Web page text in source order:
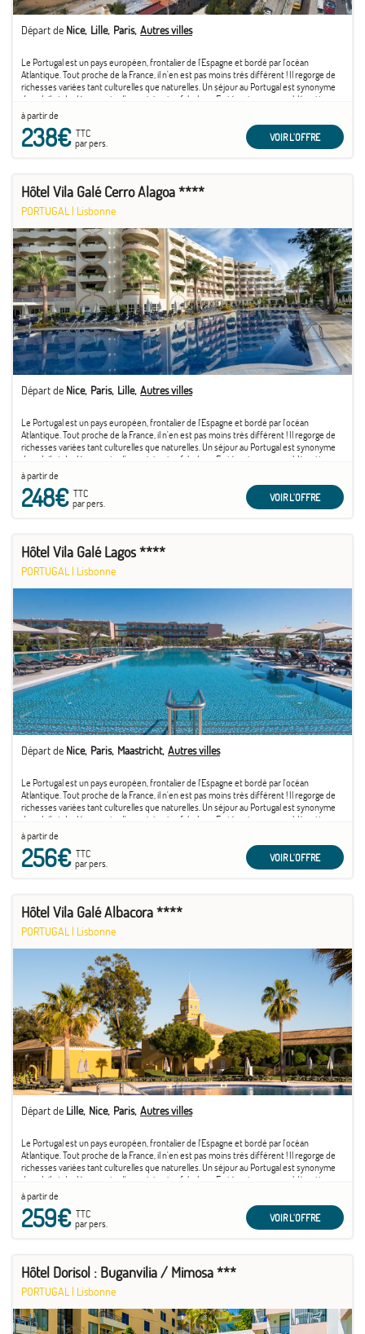
Départ de Nice Lille Paris Autres villes
Le Portugal est un pays européen, frontalier de l'Espagne et bordé par l'océan
Atlantique. Tout proche de la France, il n'en est pas moins très différent ! Il regorge de
richesses variées tant culturelles que naturelles. Un séjour au Portugal est synonyme
de soleil et de découverte d'un patrimoine fabuleux. En témoigne son emblématique
capitale ...
à partir de
238€TTC
par pers.
VOIR L'OFFRE
Hôtel Vila Galé Cerro Alagoa ****
PORTUGAL | Lisbonne
Départ de Nice Paris Lille Autres villes
Le Portugal est un pays européen, frontalier de l'Espagne et bordé par l'océan
Atlantique. Tout proche de la France, il n'en est pas moins très différent ! Il regorge de
richesses variées tant culturelles que naturelles. Un séjour au Portugal est synonyme
de soleil et de découverte d'un patrimoine fabuleux. En témoigne son emblématique
capitale ...
à partir de
248€TTC
par pers.
VOIR L'OFFRE
Hôtel Vila Galé Lagos ****
PORTUGAL | Lisbonne
Départ de Nice Paris Maastricht Autres villes
Le Portugal est un pays européen, frontalier de l'Espagne et bordé par l'océan
Atlantique. Tout proche de la France, il n'en est pas moins très différent ! Il regorge de
richesses variées tant culturelles que naturelles. Un séjour au Portugal est synonyme
de soleil et de découverte d'un patrimoine fabuleux. En témoigne son emblématique
capitale ...
à partir de
256€TTC
par pers.
VOIR L'OFFRE
Hôtel Vila Galé Albacora ****
PORTUGAL | Lisbonne
Départ de Lille Nice Paris Autres villes
Le Portugal est un pays européen, frontalier de l'Espagne et bordé par l'océan
Atlantique. Tout proche de la France, il n'en est pas moins très différent ! Il regorge de
richesses variées tant culturelles que naturelles. Un séjour au Portugal est synonyme
de soleil et de découverte d'un patrimoine fabuleux. En témoigne son emblématique
capitale ...
à partir de
259€TTC
par pers.
VOIR L'OFFRE
Hôtel Dorisol : Buganvilia / Mimosa ***
PORTUGAL | Lisbonne